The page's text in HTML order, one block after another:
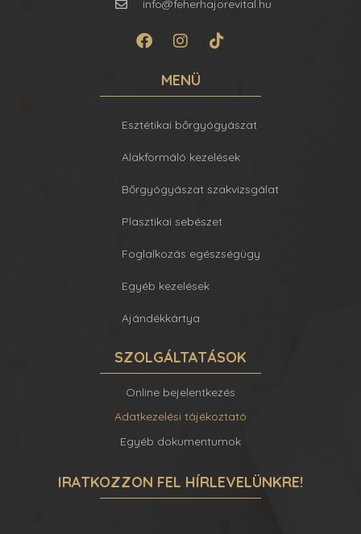
info@feherhajorevital.hu
MENÜ
Esztétikai bőrgyógyászat
Alakformáló kezelések
Bőrgyógyászat szakvizsgálat
Plasztikai sebészet
Foglalkozás egészségügy
Egyéb kezelések
Ajándékkártya
SZOLGÁLTATÁSOK
Online bejelentkezés
Adatkezelési tájékoztató
Egyéb dokumentumok
IRATKOZZON FEL HÍRLEVELÜNKRE!